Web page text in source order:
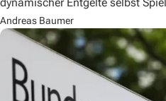
Andreas Baumer